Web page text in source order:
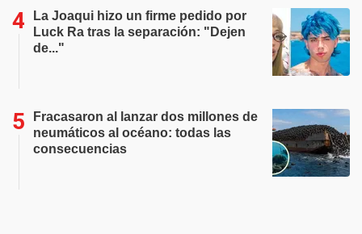
La Joaqui hizo un firme pedido por
Luck Ra tras la separación: "Dejen
de..."
Fracasaron al lanzar dos millones de
neumáticos al océano: todas las
consecuencias